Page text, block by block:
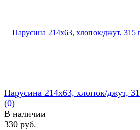
Парусина 214х63, хлопок/джут,
(0)
В наличии
330 руб.